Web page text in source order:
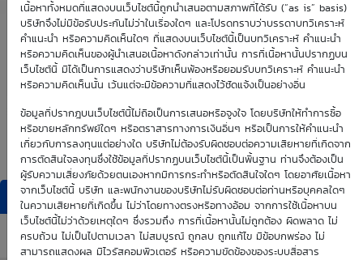
เนื้อหาทั้งหมดที่แสดงบนเว็บไซต์นี้ถูกนำเสนอตามสภาพที่ได้รับ (“as is” basis)
บริษัทจึงไม่มีข้อรับประกันไม่ว่าในเรื่องใดๆ และโปรดทราบว่าบรรดาบทวิเคราะห์
คำแนะนำ หรือความคิดเห็นใดๆ ที่แสดงบนเว็บไซต์นี้เป็นบทวิเคราะห์ คำแนะนำ
หรือความคิดเห็นของผู้นำเสนอเนื้อหาดังกล่าวเท่านั้น การที่เนื้อหานั้นปรากฏบน
เว็บไซต์นี้ มิได้เป็นการแสดงว่าบริษัทเห็นพ้องหรือยอมรับบทวิเคราะห์ คำแนะนำ
หรือความคิดเห็นนั้น เว้นแต่จะมีข้อความที่แสดงไว้ชัดแจ้งเป็นอย่างอื่น
ข้อมูลที่ปรากฎบนเว็บไซต์นี้ไม่ถือเป็นการเสนอหรือจูงใจ โดยบริษัทให้ทำการซื้อ
หรือขายหลักทรัพย์ใดๆ หรือตราสารทางการเงินอื่นๆ หรือเป็นการให้คำแนะนำ
เกี่ยวกับการลงทุนแต่อย่างใด บริษัทไม่ต้องรับผิดชอบต่อความเสียหายที่เกิดจาก
การตัดสินใจลงทุนซึ่งใช้ข้อมูลที่ปรากฏบนเว็บไซต์นี้เป็นพื้นฐาน ท่านจึงต้องเป็น
ผู้รับความเสี่ยงภัยด้วยตนเองหากมีการกระทำหรือตัดสินใจใดๆ โดยอาศัยเนื้อหา
จากเว็บไซต์นี้ บริษัท และพนักงานของบริษัทไม่รับผิดชอบต่อท่านหรือบุคคลใดๆ
ในความเสียหายที่เกิดขึ้น ไม่ว่าโดยทางตรงหรือทางอ้อม จากการใช้เนื้อหาบน
เว็บไซต์นี้ไม่ว่าด้วยเหตุใดๆ ซึ่งรวมถึง การที่เนื้อหานั้นไม่ถูกต้อง ผิดพลาด ไม่
ครบถ้วน ไม่เป็นไปตามเวลา ไม่สมบูรณ์ ถูกลบ ถูกแก้ไข มีข้อบกพร่อง ไม่
สามารถแสดงผล มีไวรัสคอมพิวเตอร์ หรือความขัดข้องของระบบสื่อสาร
Effective Gearing
0.00
Sensitivity
0.00
Time Decay
0.00 %
TTM (days)
DW Indicators
Effective Gearing
: 0.00